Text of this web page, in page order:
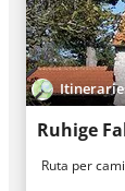
Ruhige
Ruta per